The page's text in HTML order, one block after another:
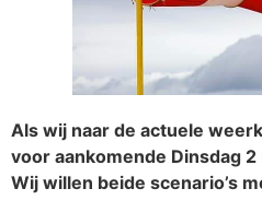
Als wij naar de actuele
voor aankomende Dinsdag
Wij willen beide scenario’s